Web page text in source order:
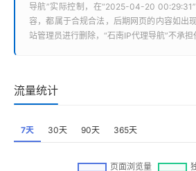
导航”实际控制，在“2025-04-20
容，都属于合规合法，后期网页的内容如出
站管理员进行删除，“石南IP代理导航”不承担
流量统计
7天 30天 90天 365天